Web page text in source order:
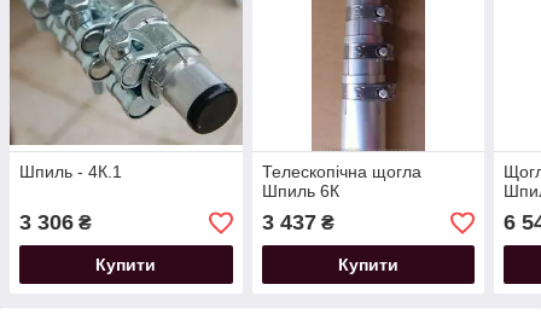
Шпиль - 4К.1
3 306 ₴
Купити
Телескопічна щогла
Шпиль 6К
3 437₴
Купити
6